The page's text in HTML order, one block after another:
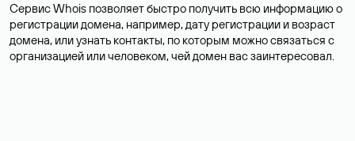
Сервис Whois позволяет быстро получить всю информацию о
регистрации домена, например, дату регистрации и возраст
домена, или узнать контакты, по которым можно связаться с
организацией или человеком, чей домен вас заинтересовал.